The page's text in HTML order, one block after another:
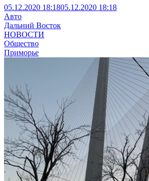
05.12.2020 18:1805.12.2020 18:18
Авто
Дальний Восток
НОВОСТИ
Общество
Приморье